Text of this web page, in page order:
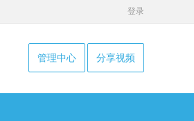
登录
管理中心 分享视频